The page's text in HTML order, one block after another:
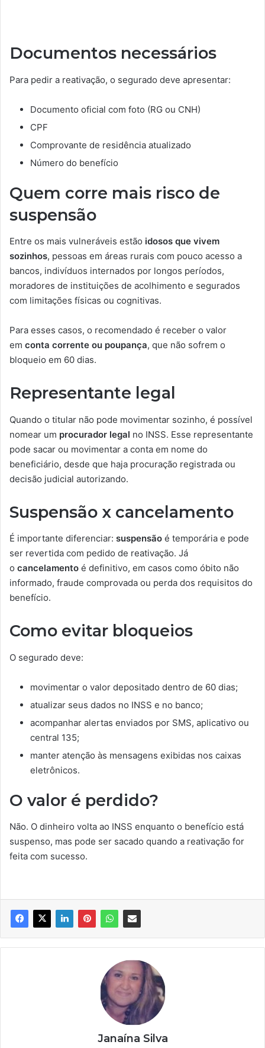
Documentos necessários
Para pedir a reativação, o segurado deve apresentar:
Documento oficial com foto (RG ou CNH)
CPF
Comprovante de residência atualizado
Número do benefício
Quem corre mais risco de
suspensão
Entre os mais vulneráveis estão idosos que vivem
sozinhos, pessoas em áreas rurais com pouco acesso a
bancos, indivíduos internados por longos períodos,
moradores de instituições de acolhimento e segurados
com limitações físicas ou cognitivas.
Para esses casos, o recomendado é receber o valor
em conta corrente ou poupança, que não sofrem o
bloqueio em 60 dias.
Representante legal
Quando o titular não pode movimentar sozinho, é possível
nomear um procurador legal no INSS. Esse representante
pode sacar ou movimentar a conta em nome do
beneficiário, desde que haja procuração registrada ou
decisão judicial autorizando.
Suspensão x cancelamento
É importante diferenciar: suspensão é temporária e pode
ser revertida com pedido de reativação. Já
o cancelamento é definitivo, em casos como óbito não
informado, fraude comprovada ou perda dos requisitos do
benefício.
Como evitar bloqueios
O segurado deve:
movimentar o valor depositado dentro de 60 dias;
atualizar seus dados no INSS e no banco;
acompanhar alertas enviados por SMS, aplicativo ou
central 135;
manter atenção às mensagens exibidas nos caixas
eletrônicos.
O valor é perdido?
Não. O dinheiro volta ao INSS enquanto o benefício está
suspenso, mas pode ser sacado quando a reativação for
feita com sucesso.
Janaína Silva